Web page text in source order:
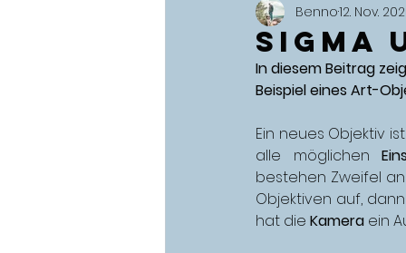
Sonstiges
Sigma
Benno12. Nov.
In diesem Beitrag
Beispiel eines Art-
Ein neues Objektiv
alle möglichen
bestehen Zweifel
Objektiven auf,
hat die Kamera ein